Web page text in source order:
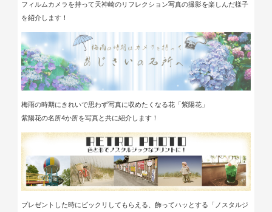
フィルムカメラを持って天神崎のリフレクション写真の撮影を楽しんだ様子
を紹介します！
梅雨の時期にきれいで思わず写真に収めたくなる花「紫陽花」
紫陽花の名所4か所を写真と共に紹介します！
プレゼントした時にビックリしてもらえる、飾ってハッとする「ノスタルジ